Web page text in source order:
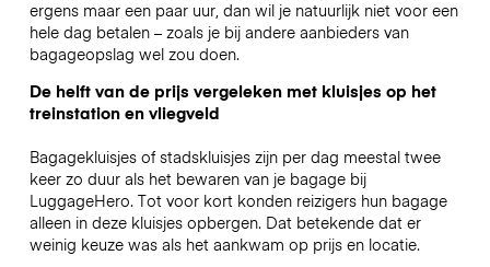
ergens maar een paar uur, dan wil je natuurlijk niet voor een
hele dag betalen – zoals je bij andere aanbieders van
bagageopslag wel zou doen.
De helft van de prijs vergeleken met kluisjes op het
treinstation en vliegveld
Bagagekluisjes of stadskluisjes zijn per dag meestal twee
keer zo duur als het bewaren van je bagage bij
LuggageHero. Tot voor kort konden reizigers hun bagage
alleen in deze kluisjes opbergen. Dat betekende dat er
weinig keuze was als het aankwam op prijs en locatie.